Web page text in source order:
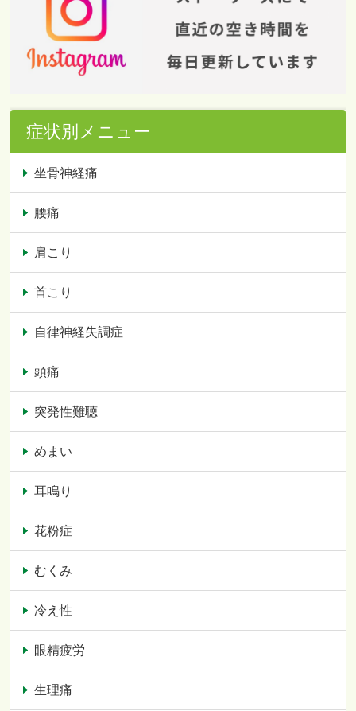
症状別メニュー
坐骨神経痛
腰痛
肩こり
首こり
自律神経失調症
頭痛
突発性難聴
めまい
耳鳴り
花粉症
むくみ
冷え性
眼精疲労
生理痛